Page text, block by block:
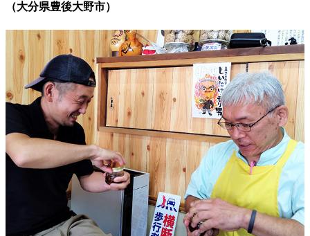
（大分県豊後大野市）